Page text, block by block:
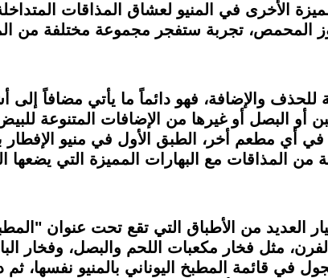
الأخرى في المنيو لعشاق المذاقات
المحمص، تجربة ستفجر مجموعة مختلفة من
للحذف والإضافة، فهو دائماً ما يأتي مضافاً
أو البصل أو غيرها من الإضافات المتنوعة
أي مطعم أخر، الطبق الأول في منيو
من المذاقات مع البهارات المميزة التي
العديد من الأطباق التي تقع تحت عنوان
مثل فخار مكعبات اللحم والبصل، وفخار
في قائمة المطبخ اليوناني بالمنيو